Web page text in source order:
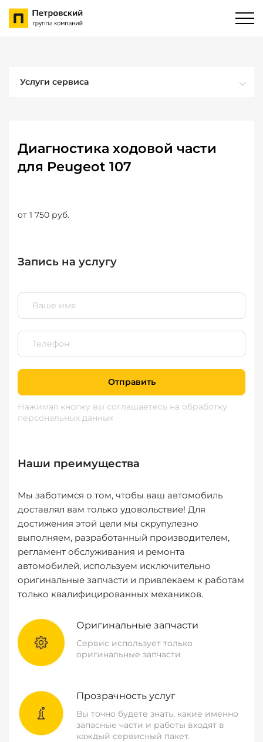
Услуги сервиса
Диагностика ходовой части
для Peugeot 107
от 1 750 руб.
Запись на услугу
Отправить
Нажимая кнопку вы соглашаетесь на обработку
персональных данных
Наши преимущества
Мы заботимся о том, чтобы ваш автомобиль
доставлял вам только удовольствие! Для
достижения этой цели мы скрупулезно
выполняем, разработанный производителем,
регламент обслуживания и ремонта
автомобилей, используем исключительно
оригинальные запчасти и привлекаем к работам
только квалифицированных механиков.
Оригинальные запчасти
Сервис использует только
оригинальные запчасти
Прозрачность услуг
Вы точно будете знать, какие именно
запасные части и работы входят в
каждый сервисный пакет.